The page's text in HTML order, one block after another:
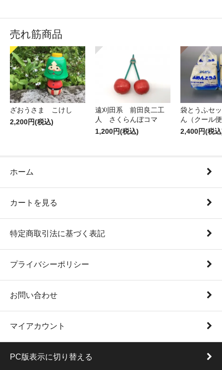
売れ筋商品
ざおうさま こけし
2,200円(税込)
遠刈田系 前田良二工
人 さくらんぼコマ
1,200円(税込)
袋とうふセ
ん（クール
2,400円(税
ホーム
カートを見る
特定商取引法に基づく表記
プライバシーポリシー
お問い合わせ
マイアカウント
PC版表示に切り替える